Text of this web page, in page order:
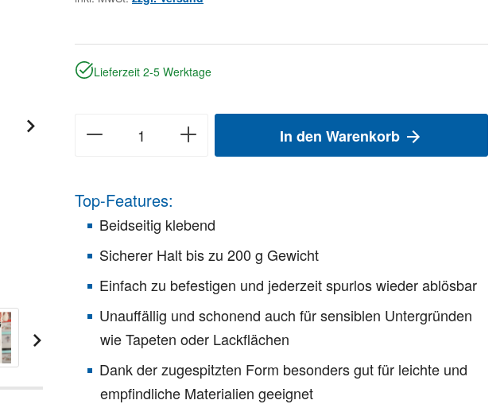
Lieferzeit 2-5 Werktage
In den Warenkorb
Top-Features:
Beidseitig klebend
Sicherer Halt bis zu 200 g Gewicht
Einfach zu befestigen und jederzeit spurlos wieder ablösbar
Unauffällig und schonend auch für sensiblen Untergründen
wie Tapeten oder Lackflächen
Dank der zugespitzten Form besonders gut für leichte und
empfindliche Materialien geeignet